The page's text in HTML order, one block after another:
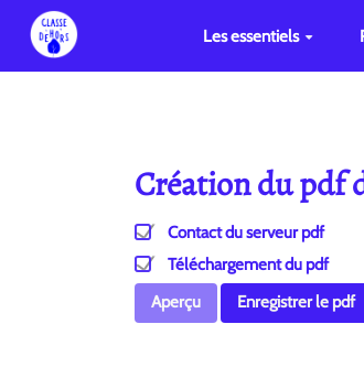
Les essentiels
Création du pdf
Contact du serveur pdf
Téléchargement du pdf
Aperçu
Enregistrer le pdf